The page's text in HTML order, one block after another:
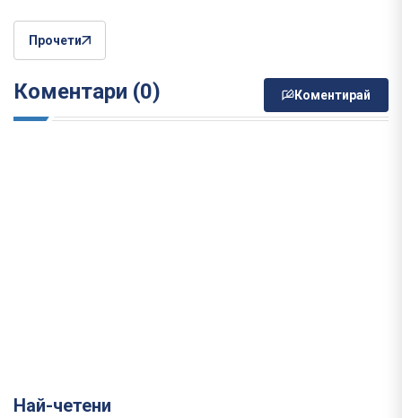
Прочети
Коментари (0) Коментирай
Най-четени